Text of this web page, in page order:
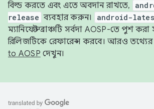
বিল্ড করতে এবং এতে অবদান রাখতে,
release ব্যবহার করুন। android-
ম্যানিফেস্ট ব্রাঞ্চটি সর্বদা AOSP-তে পুশ করা
রিলিজটিকে রেফারেন্স করবে। আরও
to AOSP দেখুন।